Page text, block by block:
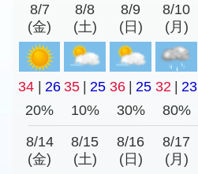
8/7
(金)
8/8
(土)
8/9
(日)
8/10
(月)
34 | 26 35 | 25 36 | 25 32 | 23
20%
10% 30% 80%
8/14
(金)
8/15
(土)
8/16
(日)
8/17
(月)